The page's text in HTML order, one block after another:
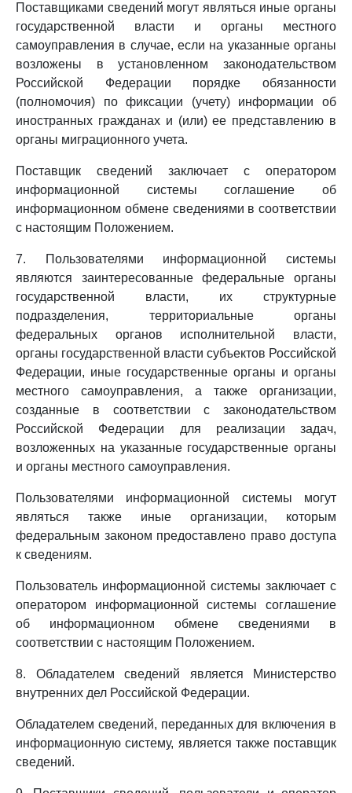
Поставщиками сведений могут являться иные органы
государственной власти и органы местного
самоуправления в случае, если на указанные органы
возложены в установленном законодательством
Российской Федерации порядке обязанности
(полномочия) по фиксации (учету) информации об
иностранных гражданах и (или) ее представлению в
органы миграционного учета.
Поставщик сведений заключает с оператором
информационной системы соглашение об
информационном обмене сведениями в соответствии
с настоящим Положением.
7. Пользователями информационной системы
являются заинтересованные федеральные органы
государственной власти, их структурные
подразделения, территориальные органы
федеральных органов исполнительной власти,
органы государственной власти субъектов Российской
Федерации, иные государственные органы и органы
местного самоуправления, а также организации,
созданные в соответствии с законодательством
Российской Федерации для реализации задач,
возложенных на указанные государственные органы
и органы местного самоуправления.
Пользователями информационной системы могут
являться также иные организации, которым
федеральным законом предоставлено право доступа
к сведениям.
Пользователь информационной системы заключает с
оператором информационной системы соглашение
об информационном обмене сведениями в
соответствии с настоящим Положением.
8. Обладателем сведений является Министерство
внутренних дел Российской Федерации.
Обладателем сведений, переданных для включения в
информационную систему, является также поставщик
сведений.